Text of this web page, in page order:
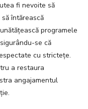
fi nevoite să
întărească
programele
se că
cu strictețe.
a restaura
angajamentul